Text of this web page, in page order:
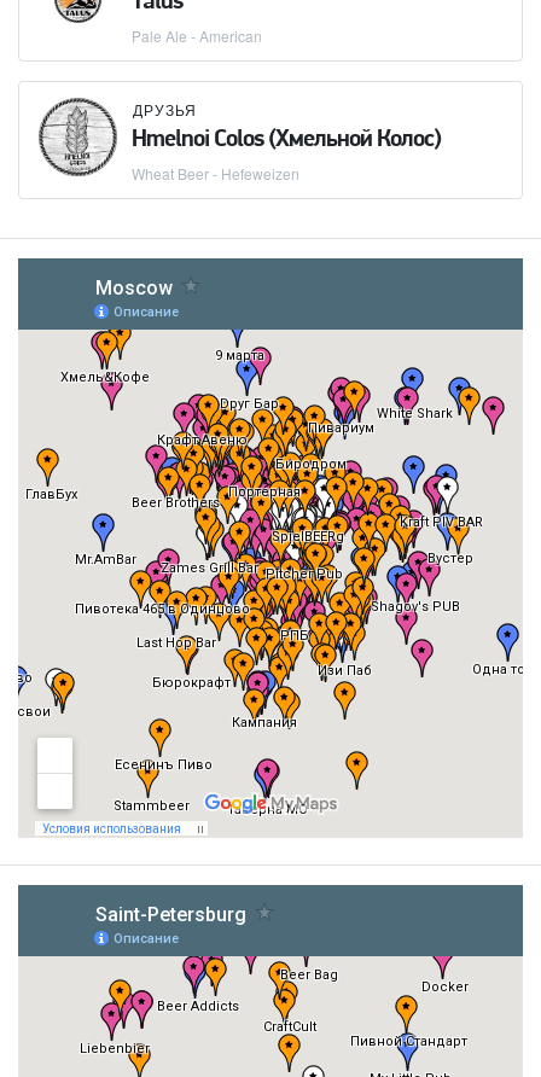
Pale Ale - American
ДРУЗЬЯ
Hmelnoi Colos (Хмельной Колос)
Wheat Beer - Hefeweizen